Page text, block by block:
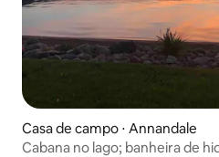
Casa de campo ⋅ Annandale
Cabana no lago; banheira de